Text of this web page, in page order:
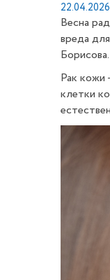
Весна
вреда
Борисова.
Рак кожи
клетки